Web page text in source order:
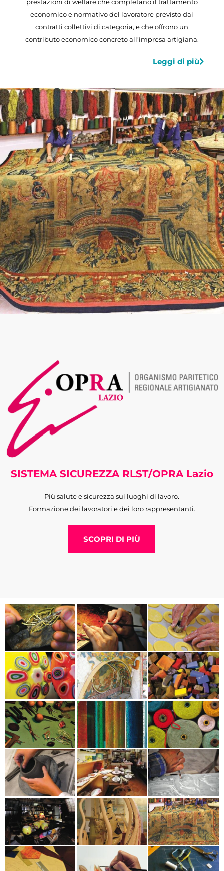
economico e normativo del lavoratore previsto dai
contratti collettivi di categoria, e che offrono un
contributo economico concreto all’impresa artigiana.
Leggi di più
SISTEMA SICUREZZA RLST/OPRA Lazio
Più salute e sicurezza sui luoghi di lavoro.
Formazione dei lavoratori e dei loro rappresentanti.
SCOPRI DI PIÙ